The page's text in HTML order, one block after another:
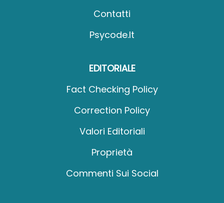
Contatti
Psycode.it
EDITORIALE
Fact Checking Policy
Correction Policy
Valori Editoriali
Proprietà
Commenti Sui Social